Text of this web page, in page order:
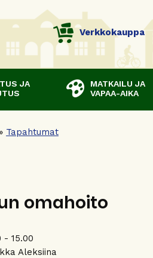
Verkkokauppa
JA
MATKAILU JA
VAPAA-AIKA
» Tapahtumat
omahoito
- 15.00
Aleksiina